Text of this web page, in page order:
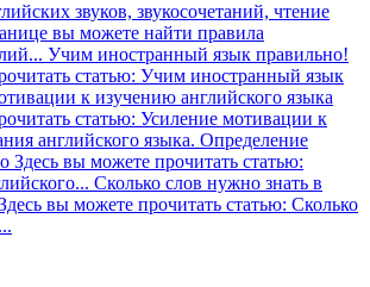
звуков, звукосочетаний, чтение
вы можете найти правила
Учим иностранный язык правильно!
статью: Учим иностранный язык
к изучению английского языка
статью: Усиление мотивации к
английского языка. Определение
Здесь вы можете прочитать статью:
Сколько слов нужно знать в
вы можете прочитать статью: Сколько